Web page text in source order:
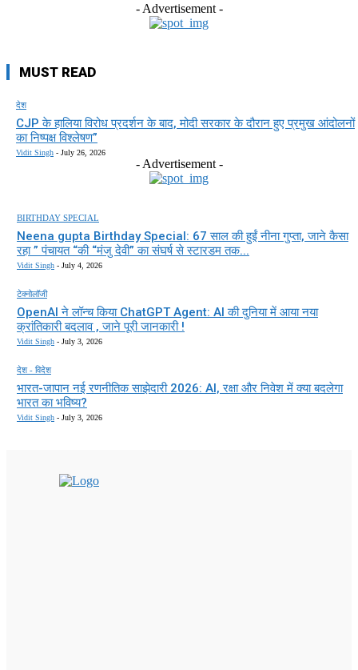
- Advertisement -
MUST READ
देश
CJP के हालिया विरोध प्रदर्शन के बाद, मोदी सरकार के दौरान हुए प्रमुख आंदोलनों
का निष्पक्ष विश्लेषण”
Vidit Singh - July 26, 2026
- Advertisement -
BIRTHDAY SPECIAL
Neena gupta Birthday Special: 67 साल की हुईं नीना गुप्ता, जाने कैसा
रहा ” पंचायत “की “मंजु देवी” का संघर्ष से स्टारडम तक...
Vidit Singh - July 4, 2026
टेक्नोलॉजी
OpenAI ने लॉन्च किया ChatGPT Agent: AI की दुनिया में आया नया
क्रांतिकारी बदलाव , जाने पूरी जानकारी !
Vidit Singh - July 3, 2026
देश - विदेश
भारत-जापान नई रणनीतिक साझेदारी 2026: AI, रक्षा और निवेश में क्या बदलेगा
भारत का भविष्य?
Vidit Singh - July 3, 2026